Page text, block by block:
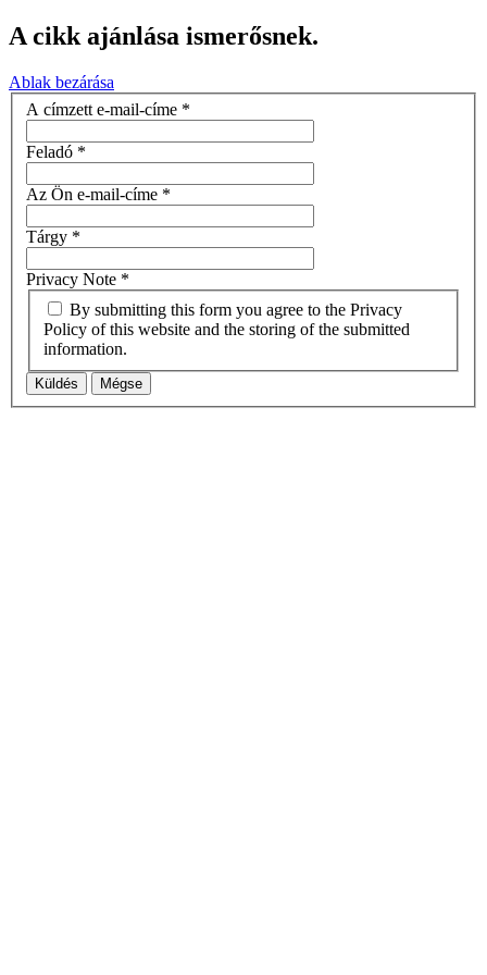
A cikk ajánlása ismerősnek.
Ablak bezárása
A címzett e-mail-címe *
Feladó *
Az Ön e-mail-címe *
Tárgy *
Privacy Note *
Policy of this website and the storing of the submitted
information.
Küldés Mégse